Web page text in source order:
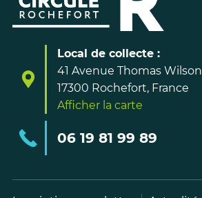
Local de collecte :
41 Avenue Thomas Wilson
17300 Rochefort, France
Afficher la carte
06 19 81 99 89